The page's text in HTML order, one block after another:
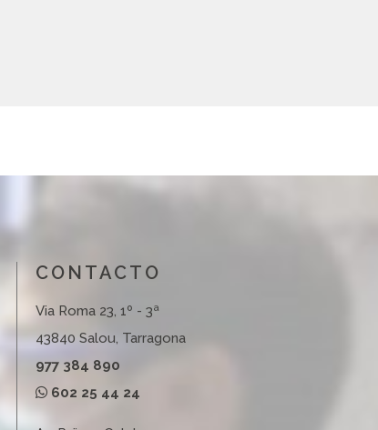
CONTACTO
Via Roma 23, 1º - 3ª
43840 Salou, Tarragona
977 384 890
602 25 44 24